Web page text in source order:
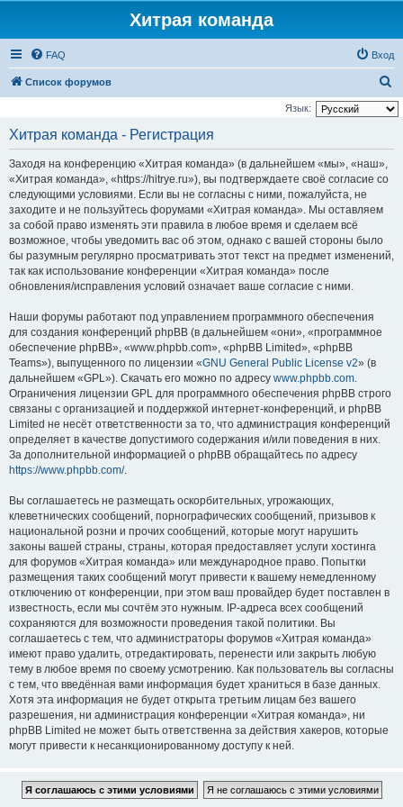
Хитрая команда
FAQ Вход
Список форумов
о
Язык:
Хитрая команда - Регистрация
Заходя на конференцию «Хитрая команда» (в дальнейшем «мы», «наш»,
«Хитрая команда», «https://hitrye.ru»), вы подтверждаете своё согласие со
следующими условиями. Если вы не согласны с ними, пожалуйста, не
заходите и не пользуйтесь форумами «Хитрая команда». Мы оставляем
за собой право изменять эти правила в любое время и сделаем всё
возможное, чтобы уведомить вас об этом, однако с вашей стороны было
бы разумным регулярно просматривать этот текст на предмет изменений,
так как использование конференции «Хитрая команда» после
обновления/исправления условий означает ваше согласие с ними.
Наши форумы работают под управлением программного обеспечения
для создания конференций phpBB (в дальнейшем «они», «программное
обеспечение phpBB», «www.phpbb.com», «phpBB Limited», «phpBB
Teams»), выпущенного по лицензии «GNU General Public License v2» (в
дальнейшем «GPL»). Скачать его можно по адресу www.phpbb.com.
Ограничения лицензии GPL для программного обеспечения phpBB строго
связаны с организацией и поддержкой интернет-конференций, и phpBB
Limited не несёт ответственности за то, что администрация конференций
определяет в качестве допустимого содержания и/или поведения в них.
За дополнительной информацией о phpBB обращайтесь по адресу
https://www.phpbb.com/.
Вы соглашаетесь не размещать оскорбительных, угрожающих,
клеветнических сообщений, порнографических сообщений, призывов к
национальной розни и прочих сообщений, которые могут нарушить
законы вашей страны, страны, которая предоставляет услуги хостинга
для форумов «Хитрая команда» или международное право. Попытки
размещения таких сообщений могут привести к вашему немедленному
отключению от конференции, при этом ваш провайдер будет поставлен в
известность, если мы сочтём это нужным. IP-адреса всех сообщений
сохраняются для возможности проведения такой политики. Вы
соглашаетесь с тем, что администраторы форумов «Хитрая команда»
имеют право удалить, отредактировать, перенести или закрыть любую
тему в любое время по своему усмотрению. Как пользователь вы согласны
с тем, что введённая вами информация будет храниться в базе данных.
Хотя эта информация не будет открыта третьим лицам без вашего
разрешения, ни администрация конференции «Хитрая команда», ни
phpBB Limited не может быть ответственна за действия хакеров, которые
могут привести к несанкционированному доступу к ней.